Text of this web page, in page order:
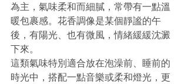
為主，氣味柔和而細膩，常帶有一點溫
暖包裹感。花香調像是某個靜謐的午
後，有陽光、也有微風，情緒緩緩沈澱
下來。
這類氣味特別適合放在泡澡前、睡前的
時光中，搭配一點音樂或柔和燈光，更